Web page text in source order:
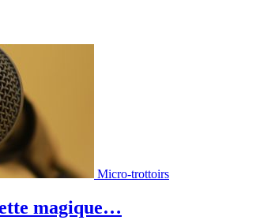
Micro-trottoirs
magique…